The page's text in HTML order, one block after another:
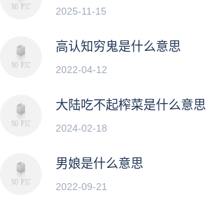
2025-11-15
高认知穷鬼是什么意思
2022-04-12
大陆吃不起榨菜是什么意思
2024-02-18
男娘是什么意思
2022-09-21